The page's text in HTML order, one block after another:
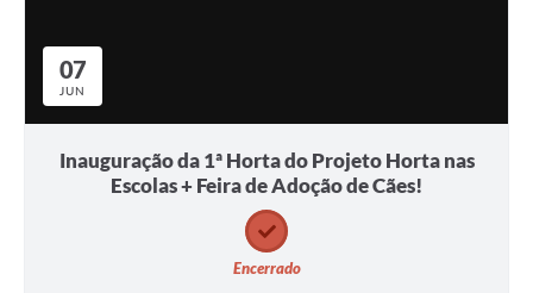
07
JUN
Inauguração da 1ª Horta do Projeto Horta nas
Escolas + Feira de Adoção de Cães!
Encerrado